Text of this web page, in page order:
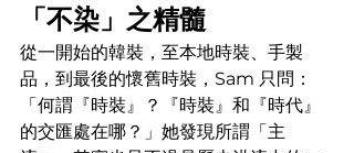
「不染」之精髓
從一開始的韓裝，至本地時裝、手製
品，到最後的懷舊時裝，Sam 只問：
「何謂『時裝』？『時裝』和『時代』
的交匯處在哪？」她發現所謂「主